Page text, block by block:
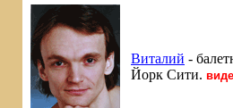
Виталий -
Йорк Сити.